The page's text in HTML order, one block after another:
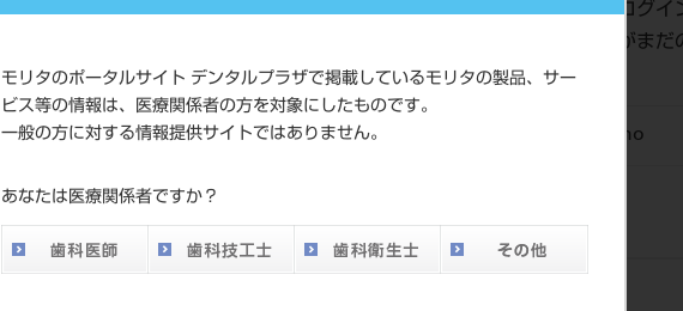
モリタのポータルサイト デンタルプラザで掲載しているモリタの製品、サー
ビス等の情報は、医療関係者の方を対象にしたものです。
一般の方に対する情報提供サイトではありません。
あなたは医療関係者ですか？
価格の確認は『ログイ
ネット会員登録がまだ
い。
メーカー 株式会社JM Ortho
ジ